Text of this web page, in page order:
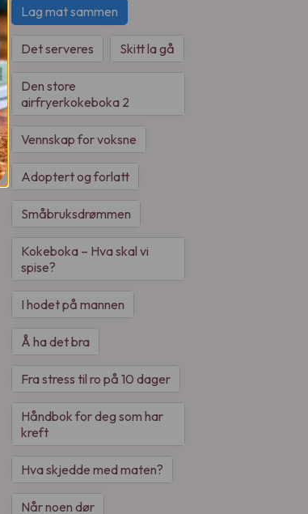
Lag mat sammen
Det serveres Skitt la gå
Den store
airfryerkokeboka 2
Vennskap for voksne
Adoptert og forlatt
Småbruksdrømmen
Kokeboka – Hva skal vi
spise?
I hodet på mannen
Å ha det bra
Fra stress til ro på 10 dager
Håndbok for deg som har
kreft
Hva skjedde med maten?
Når noen dør